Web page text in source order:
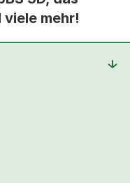
mehr!